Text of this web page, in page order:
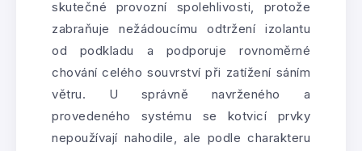
skutečné provozní spolehlivosti, protože
zabraňuje nežádoucímu odtržení izolantu
od podkladu a podporuje rovnoměrné
chování celého souvrství při zatížení sáním
větru. U správně navrženého a
provedeného systému se kotvicí prvky
nepoužívají nahodile, ale podle charakteru